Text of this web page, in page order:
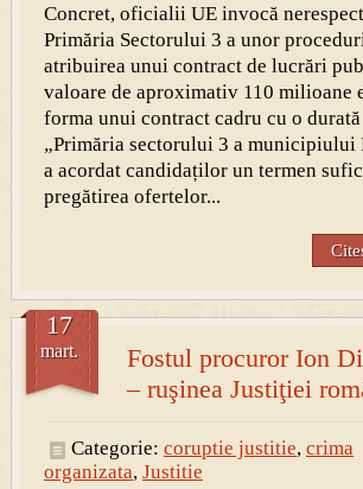
Concret, oficialii UE invocă
Primăria Sectorului 3 a unor
atribuirea unui contract de lucrări
valoare de aproximativ 110 milioane
forma unui contract cadru cu o
„Primăria sectorului 3 a municipiului
a acordat candidaților un termen
pregătirea ofertelor...
Fostul procuror Ion
– ruşinea Justiţiei
17
mart.
Categorie: coruptie justitie, crima
organizata, Justitie